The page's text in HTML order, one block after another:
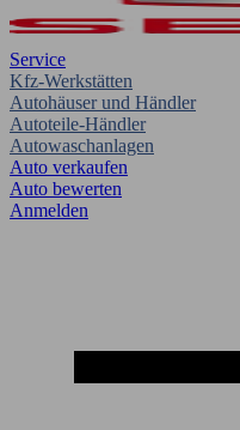
Service
Kfz-Werkstätten
Autohäuser und Händler
Autoteile-Händler
Autowaschanlagen
Auto verkaufen
Auto bewerten
Anmelden